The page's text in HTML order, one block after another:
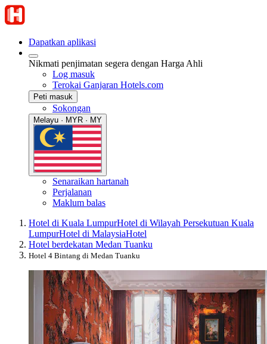
Dapatkan aplikasi
Nikmati penjimatan segera dengan Harga Ahli
Log masuk
Terokai Ganjaran Hotels.com
Peti masuk
Sokongan
Melayu · MYR · MY
Senaraikan hartanah
Perjalanan
Maklum balas
Hotel di Kuala LumpurHotel di Wilayah Persekutuan Kuala
LumpurHotel di MalaysiaHotel
Hotel berdekatan Medan Tuanku
Hotel 4 Bintang di Medan Tuanku